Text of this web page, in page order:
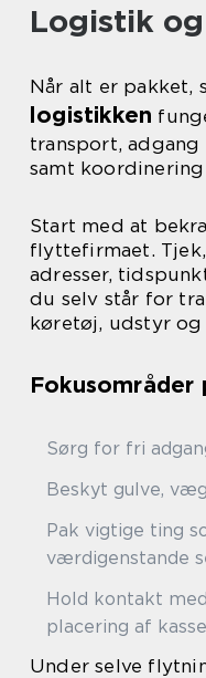
Logistik
Når alt er pakket,
logistikken
transport,
samt
Start med at
flyttefirmaet.
adresser,
du selv står for
køretøj, udstyr
Sørg for fri
Beskyt gulve,
Pak vigtige ting
værdigenstande
Hold kontakt
placering af
Under selve